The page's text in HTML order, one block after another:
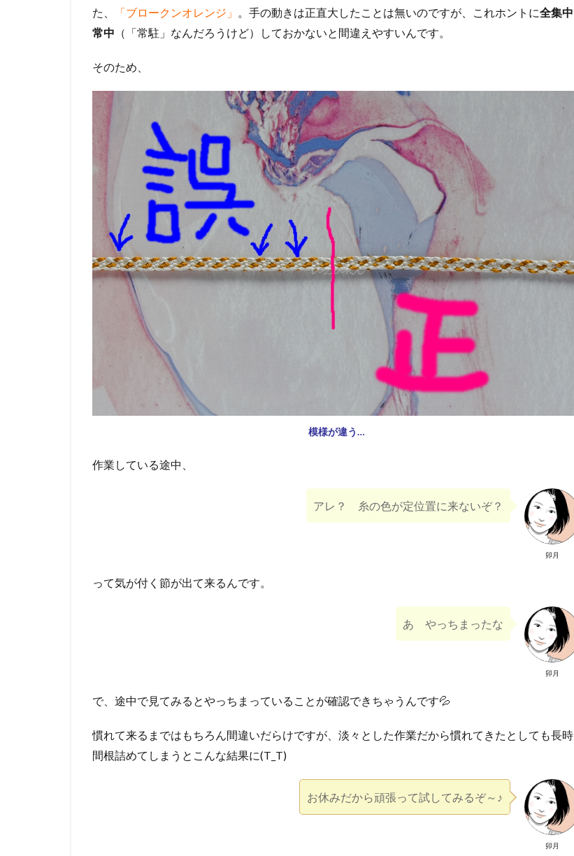
た、
「ブロークンオレンジ」 。手の動きは正直大したことは無いのですが、これホントに全集中
常中 （「常駐」なんだろうけど）しておかないと間違えやすいんです。
そのため、
模様が違う…
作業している途中、
卯月
アレ？ 糸の色が定位置に来ないぞ？
って気が付く節が出て来るんです。
卯月
あ やっちまったな
で、途中で見てみるとやっちまっていることが確認できちゃうんです💦
慣れて来るまではもちろん間違いだらけですが、淡々とした作業だから慣れてきたとしても長時
間根詰めてしまうとこんな結果に(T_T)
卯月
お休みだから頑張って試してみるぞ～♪